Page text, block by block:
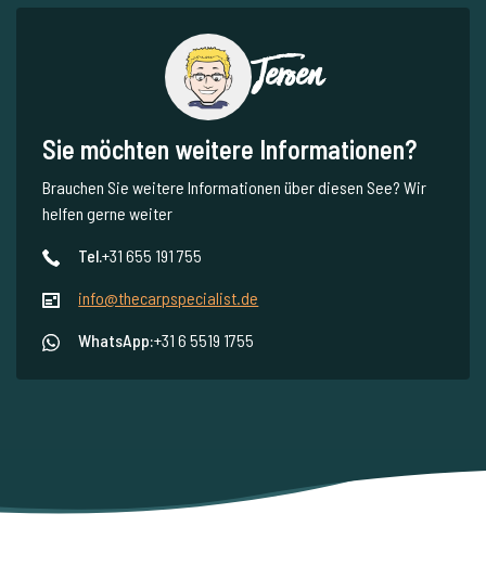
Jeroen
Sie möchten weitere Informationen?
Brauchen Sie weitere Informationen über diesen See? Wir
helfen gerne weiter
Tel.+31 655 191 755
info@thecarpspecialist.de
WhatsApp:+31 6 5519 1755